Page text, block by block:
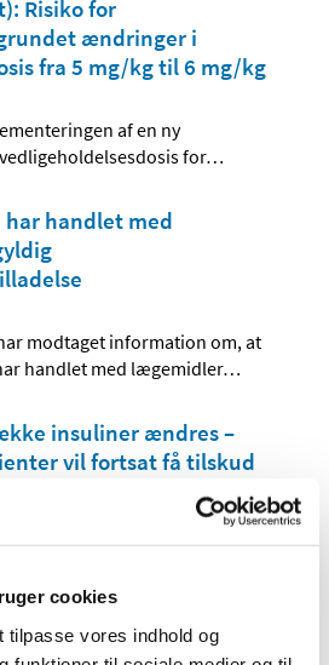
cookies
tilpasse vores indhold og
Risiko for
ændringer i
fra 5 mg/kg til 6 mg/kg
af en ny
for…
handlet med
modtaget information om, at
handlet med lægemidler…
insuliner ændres –
vil fortsat få tilskud
2022 ændres tilskuddet til
patienter vil ikke blive…
covid-19-
godkendelse